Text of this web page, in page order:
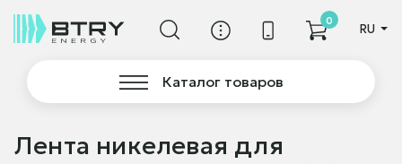
0
RU
Каталог товаров
Лента никелевая для